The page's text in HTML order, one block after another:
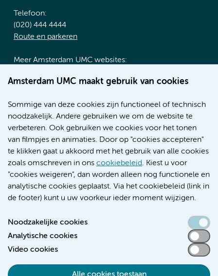
Amsterdam UMC maakt gebruik van cookies
Sommige van deze cookies zijn functioneel of technisch
noodzakelijk. Andere gebruiken we om de website te
verbeteren. Ook gebruiken we cookies voor het tonen
van filmpjes en animaties. Door op "cookies accepteren"
te klikken gaat u akkoord met het gebruik van alle cookies
zoals omschreven in ons cookiebeleid. Kiest u voor
"cookies weigeren", dan worden alleen nog functionele en
analytische cookies geplaatst. Via het cookiebeleid (link in
de footer) kunt u uw voorkeur ieder moment wijzigen.
Noodzakelijke cookies
Analytische cookies
Video cookies
Telefoon:
(020) 444 4444
Route en parkeren
Meer Amsterdam UMC websites:
Werken bij Amsterdam UMC
Nieuws
Research
Educatie locatie AMC
Educatie locatie VUmc
Verwijzen & diagnostiek
Toegankelijkheidsverklaring